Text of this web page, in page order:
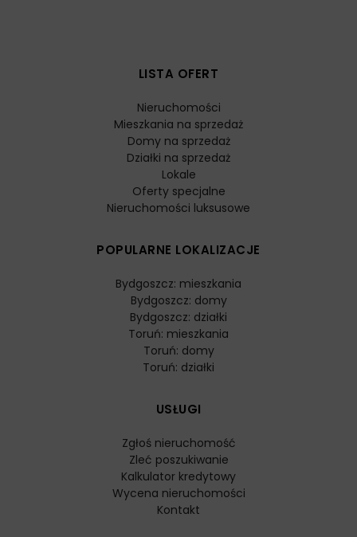
LISTA OFERT
Nieruchomości
Mieszkania na sprzedaż
Domy na sprzedaż
Działki na sprzedaż
Lokale
Oferty specjalne
Nieruchomości luksusowe
POPULARNE LOKALIZACJE
Bydgoszcz: mieszkania
Bydgoszcz: domy
Bydgoszcz: działki
Toruń: mieszkania
Toruń: domy
Toruń: działki
USŁUGI
Zgłoś nieruchomość
Zleć poszukiwanie
Kalkulator kredytowy
Wycena nieruchomości
Kontakt